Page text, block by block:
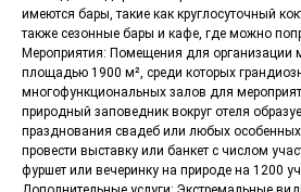
имеются бары, такие как круглосуточный
также сезонные бары и кафе, где можно
Мероприятия: Помещения для организации
площадью 1900 м², среди которых
многофункциональных залов для
природный заповедник вокруг отеля
празднования свадеб или любых
провести выставку или банкет с числом
фуршет или вечеринку на природе на 1200